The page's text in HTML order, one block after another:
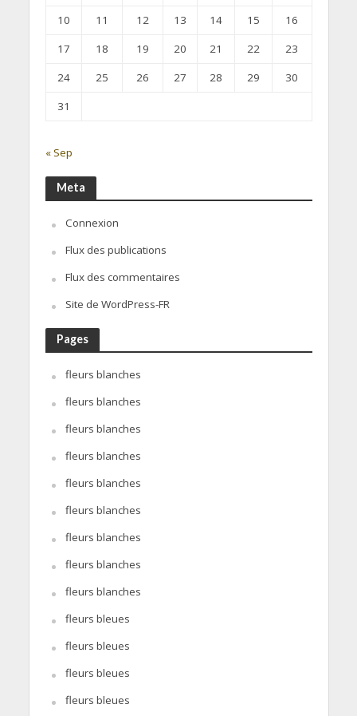
10
11 12 13 14 15
16
17
18 19 20 21 22
23
24
25 26 27 28 29
30
31
« Sep
Meta
Connexion
Flux des publications
Flux des commentaires
Site de WordPress-FR
Pages
fleurs blanches
fleurs blanches
fleurs blanches
fleurs blanches
fleurs blanches
fleurs blanches
fleurs blanches
fleurs blanches
fleurs blanches
fleurs bleues
fleurs bleues
fleurs bleues
fleurs bleues